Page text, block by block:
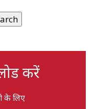
करें
के लिए